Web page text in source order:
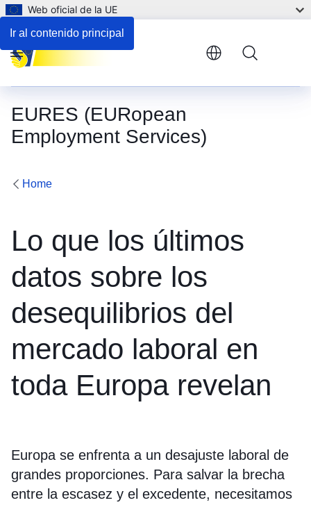
Ir al contenido principal
Web oficial de la UE
EURES (EURopean
Employment Services)
Menu
Home
Lo que los últimos
datos sobre los
desequilibrios del
mercado laboral en
toda Europa revelan
Europa se enfrenta a un desajuste laboral de
grandes proporciones. Para salvar la brecha
entre la escasez y el excedente, necesitamos